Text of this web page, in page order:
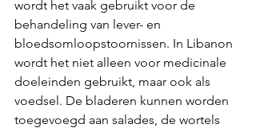
wordt het vaak gebruikt voor de
behandeling van lever- en
bloedsomloopstoornissen. In Libanon
wordt het niet alleen voor medicinale
doeleinden gebruikt, maar ook als
voedsel. De bladeren kunnen worden
toegevoegd aan salades, de wortels